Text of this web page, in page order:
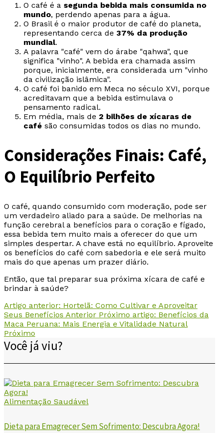
O café é a segunda bebida mais consumida no
mundo, perdendo apenas para a água.
O Brasil é o maior produtor de café do planeta,
representando cerca de 37% da produção
mundial.
A palavra "café" vem do árabe "qahwa", que
significa "vinho". A bebida era chamada assim
porque, inicialmente, era considerada um "vinho
da civilização islâmica".
O café foi banido em Meca no século XVI, porque
acreditavam que a bebida estimulava o
pensamento radical.
Em média, mais de 2 bilhões de xícaras de
café são consumidas todos os dias no mundo.
Considerações Finais: Café,
O Equilíbrio Perfeito
O café, quando consumido com moderação, pode ser
um verdadeiro aliado para a saúde. De melhorias na
função cerebral a benefícios para o coração e fígado,
essa bebida tem muito mais a oferecer do que um
simples despertar. A chave está no equilíbrio. Aproveite
os benefícios do café com sabedoria e ele será muito
mais do que apenas um prazer diário.
Então, que tal preparar sua próxima xícara de café e
brindar à saúde?
Artigo anterior: Hortelã: Como Cultivar e Aproveitar
Seus Benefícios Anterior Próximo artigo: Benefícios da
Maca Peruana: Mais Energia e Vitalidade Natural
Próximo
Você já viu?
Alimentação Saudável
Dieta para Emagrecer Sem Sofrimento: Descubra Agora!